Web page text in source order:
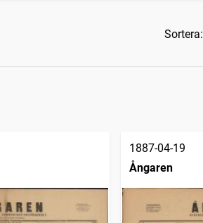
Sortera:
1887-04-19
Ångaren